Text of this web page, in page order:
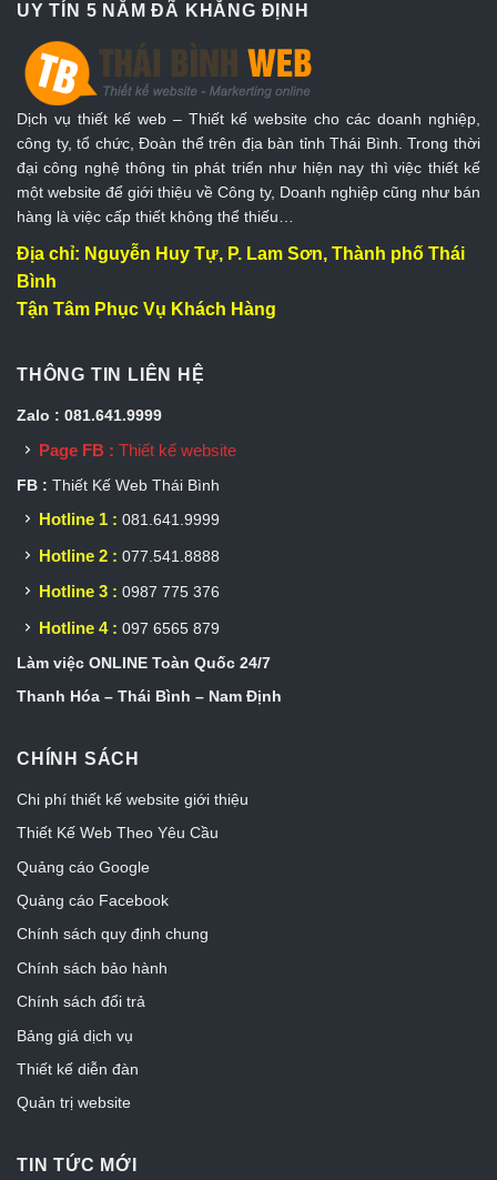
UY TÍN 5 NĂM ĐÃ KHẲNG ĐỊNH
Dịch vụ thiết kế web – Thiết kế website cho các doanh nghiệp,
công ty, tổ chức, Đoàn thể trên địa bàn tỉnh Thái Bình. Trong thời
đại công nghệ thông tin phát triển như hiện nay thì việc thiết kế
một website để giới thiệu về Công ty, Doanh nghiệp cũng như bán
hàng là việc cấp thiết không thể thiếu…
Địa chỉ: Nguyễn Huy Tự, P. Lam Sơn, Thành phố Thái
Bình
Tận Tâm Phục Vụ Khách Hàng
THÔNG TIN LIÊN HỆ
Zalo : 081.641.9999
Page FB : Thiết kế website
FB : Thiết Kế Web Thái Bình
Hotline 1 : 081.641.9999
Hotline 2 : 077.541.8888
Hotline 3 : 0987 775 376
Hotline 4 : 097 6565 879
Làm việc ONLINE Toàn Quốc 24/7
Thanh Hóa – Thái Bình – Nam Định
CHÍNH SÁCH
Chi phí thiết kế website giới thiệu
Thiết Kế Web Theo Yêu Cầu
Quảng cáo Google
Quảng cáo Facebook
Chính sách quy định chung
Chính sách bảo hành
Chính sách đổi trả
Bảng giá dịch vụ
Thiết kế diễn đàn
Quản trị website
TIN TỨC MỚI